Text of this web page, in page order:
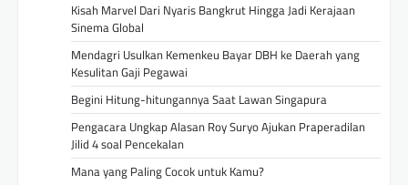
Kisah Marvel Dari Nyaris Bangkrut Hingga Jadi Kerajaan
Sinema Global
Mendagri Usulkan Kemenkeu Bayar DBH ke Daerah yang
Kesulitan Gaji Pegawai
Begini Hitung-hitungannya Saat Lawan Singapura
Pengacara Ungkap Alasan Roy Suryo Ajukan Praperadilan
Jilid 4 soal Pencekalan
Mana yang Paling Cocok untuk Kamu?